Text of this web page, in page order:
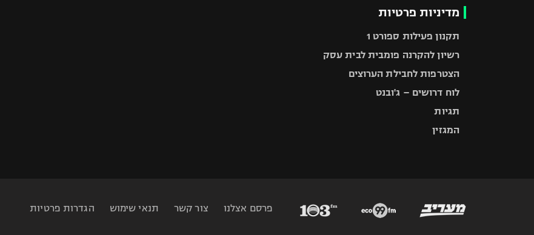
מדיניות פרטיות
תקנון פעילות ספורט 1
רשיון להקרנה פומבית לבית עסק
הצטרפות לחבילת הערוצים
לוח דרושים – ג'ובנט
תגיות
המגזין
פרסם אצלנו צור קשר תנאי שימוש הגדרות פרטיות